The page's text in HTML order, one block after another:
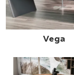
Vega